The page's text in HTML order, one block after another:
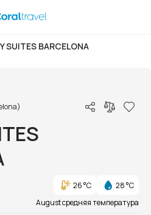
SUITES BARCELONA
26 °C
28 °C
August средняя температура